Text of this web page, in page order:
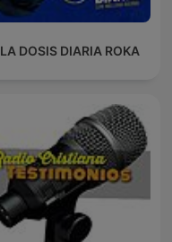
LA DOSIS DIARIA ROKA